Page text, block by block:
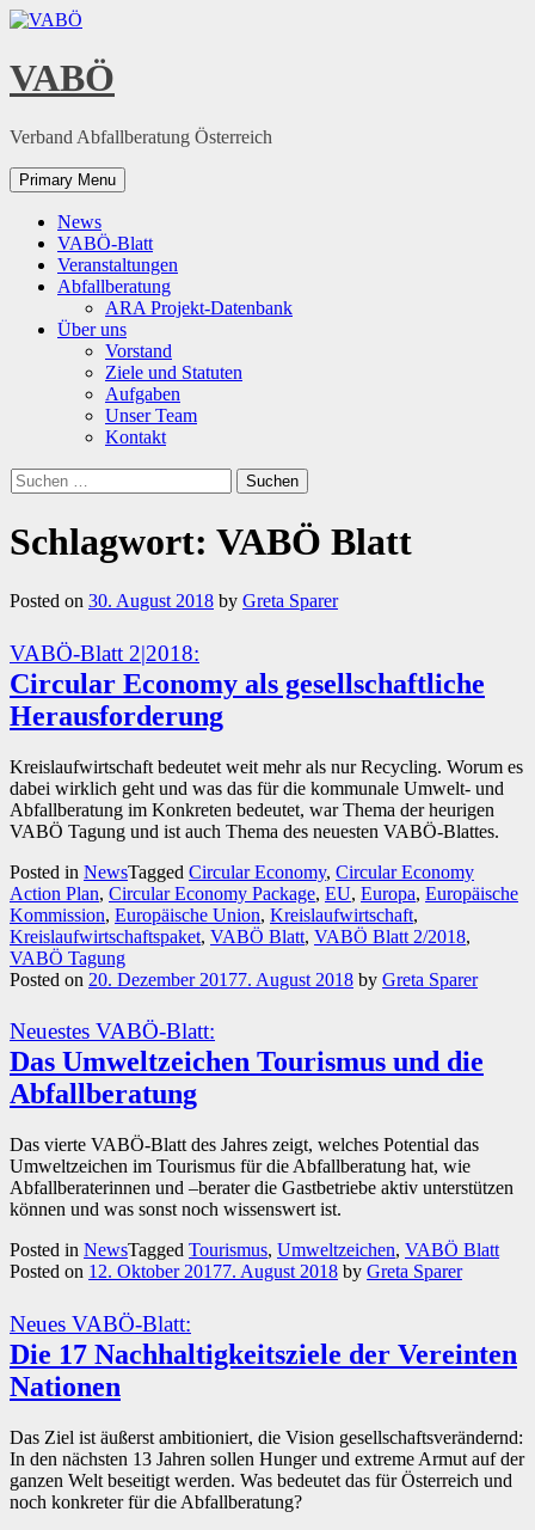
Skip
content
VABÖ
Verband Abfallberatung Österreich
Primary Menu
News
VABÖ-Blatt
Veranstaltungen
Abfallberatung
ARA Projekt-Datenbank
Über uns
Vorstand
Ziele und Statuten
Aufgaben
Unser Team
Kontakt
Suchen
nach:
Schlagwort: VABÖ Blatt
Posted on 30. August 2018 by Greta Sparer
VABÖ-Blatt 2|2018:
Circular Economy als gesellschaftliche
Herausforderung
Kreislaufwirtschaft bedeutet weit mehr als nur Recycling. Worum es
dabei wirklich geht und was das für die kommunale Umwelt- und
Abfallberatung im Konkreten bedeutet, war Thema der heurigen
VABÖ Tagung und ist auch Thema des neuesten VABÖ-Blattes.
Posted in NewsTagged Circular Economy, Circular Economy
Action Plan, Circular Economy Package, EU, Europa, Europäische
Kommission, Europäische Union, Kreislaufwirtschaft,
Kreislaufwirtschaftspaket, VABÖ Blatt, VABÖ Blatt 2/2018,
VABÖ Tagung
Posted on 20. Dezember 20177. August 2018 by Greta Sparer
Neuestes VABÖ-Blatt:
Das Umweltzeichen Tourismus und die
Abfallberatung
Das vierte VABÖ-Blatt des Jahres zeigt, welches Potential das
Umweltzeichen im Tourismus für die Abfallberatung hat, wie
Abfallberaterinnen und –berater die Gastbetriebe aktiv unterstützen
können und was sonst noch wissenswert ist.
Posted in NewsTagged Tourismus, Umweltzeichen, VABÖ Blatt
Posted on 12. Oktober 20177. August 2018 by Greta Sparer
Neues VABÖ-Blatt:
Die 17 Nachhaltigkeitsziele der Vereinten
Nationen
Das Ziel ist äußerst ambitioniert, die Vision gesellschaftsverändernd:
In den nächsten 13 Jahren sollen Hunger und extreme Armut auf der
ganzen Welt beseitigt werden. Was bedeutet das für Österreich und
noch konkreter für die Abfallberatung?